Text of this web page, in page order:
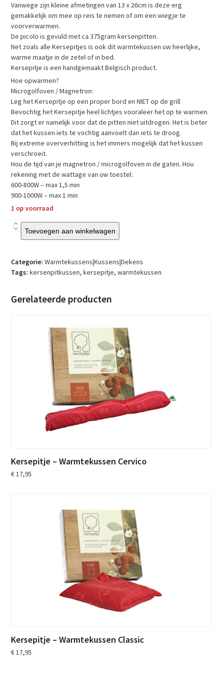
Vanwege zijn kleine afmetingen van 13 x 26cm is deze erg
gemakkelijk om mee op reis te nemen of om een wiegje te
voorverwarmen.
De picolo is gevuld met ca 375gram kersenpitten.
Net zoals alle Kersepitjes is ook dit warmtekussen uw heerlijke,
warme maatje in de zetel of in bed.
Kersepitje is een handgemaakt Belgisch product.
Hoe opwarmen?
Microgolfoven / Magnetron:
Leg het Kersepitje op een proper bord en NIET op de grill
Bevochtig het Kersepitje heel lichtjes vooraleer het op te warmen.
Dit zorgt er namelijk voor dat de pitten niet uitdrogen. Het is beter
dat het kussen iets te vochtig aanvoelt dan iets te droog.
Bij extreme oververhitting is het immers mogelijk dat het kussen
verschroeit.
Hou de tijd van je magnetron / microgolfoven in de gaten. Hou
rekening met de wattage van uw toestel:
600-800W – max 1,5 min
900-1000W – max 1 min
1 op voorraad
Kersepitje
Picolo
aantal
Toevoegen aan winkelwagen
Categorie: Warmtekussens|Kussens|Dekens
Tags: kersenpitkussen,kersepitje,warmtekussen
Gerelateerde producten
Kersepitje – Warmtekussen Cervico
€ 17,95
Kersepitje – Warmtekussen Classic
€17,95